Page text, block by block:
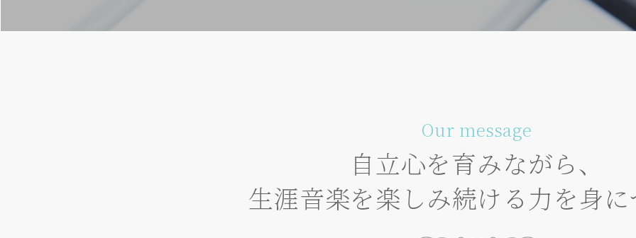
Our message
自立心を育みながら、
生涯音楽を楽しみ続ける力を身